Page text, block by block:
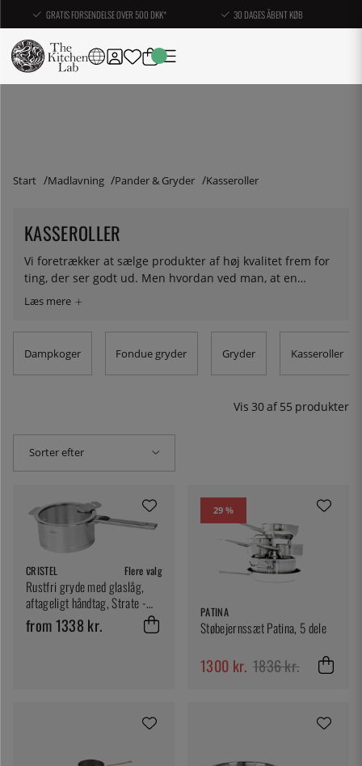
GRATIS FORSENDELSE OVER 500 DKK* 30 DAGES ÅBENT KØB
Start Madlavning Pander & Gryder Kasseroller
KASSEROLLER
Vi foretrækker at sælge produkter af høj kvalitet frem for
ting, der ser godt ud. Men hvordan ved man, at en
kasserolle er god? Ja, den har en aluminiumskerne til
varmeafledning og varmeopbevaring - og det er sådan
næsten alle pander i denne kategori er bygget op. Her er
pander, som er rustfri eller belagt, enten med teflon på
indersiden eller kobber på ydersiden. Et komplet køkken
flere tilberedningsmuligheder. Vi går også op i
holdbarheden, og derfor har vores pander håndtag. Så
holder de.
Dampkoger Fondue gryder Gryder Kasseroller
Vis 30af 55 produkter
Sorter efter
CRISTEL Flere valg
Rustfri gryde med glaslåg,
aftageligt håndtag, Strate -
Cristel
from 1338 kr.
29 %
PATINA
Støbejernssæt Patina, 5 dele
1300 kr. 1836 kr.